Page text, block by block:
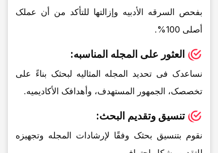
بفحص السرقه الأدبیه وإزالتها للتأکد من أن عملک
أصلی 100%.
العثور على المجله المناسبه:
نساعدک فی تحدید المجله المثالیه لبحثک بناءً على
تخصصک، الجمهور المستهدف، وأهدافک الأکادیمیه.
تنسیق وتقدیم البحث:
نقوم بتنسیق بحثک وفقًا لإرشادات المجله وتجهیزه